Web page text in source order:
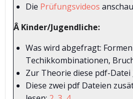
Die Prüfungsvideos
Â Kinder/Jugendliche:
Was wird abgefragt:
Techikkombinationen,
Zur Theorie diese pdf-
Diese zwei pdf Dateien